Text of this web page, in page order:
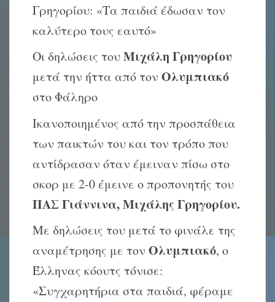
Γρηγορίου: «Τα παιδιά έδωσαν τον
καλύτερο τους εαυτό»
Οι δηλώσεις τουΜιχάλη Γρηγορίου
μετά την ήττα από τονΟλυμπιακό
στο Φάληρο
Ικανοποιημένος από την προσπάθεια
των παικτών του και τον τρόπο που
αντίδρασαν όταν έμειναν πίσω στο
σκορ με 2-0 έμεινε ο προπονητής του
ΠΑΣ Γιάννινα, Μιχάλης Γρηγορίου.
Με δηλώσεις του μετά το φινάλε της
αναμέτρησης με τονΟλυμπιακό, ο
Έλληνας κόουτς τόνισε:
«Συγχαρητήρια στα παιδιά, φέραμε